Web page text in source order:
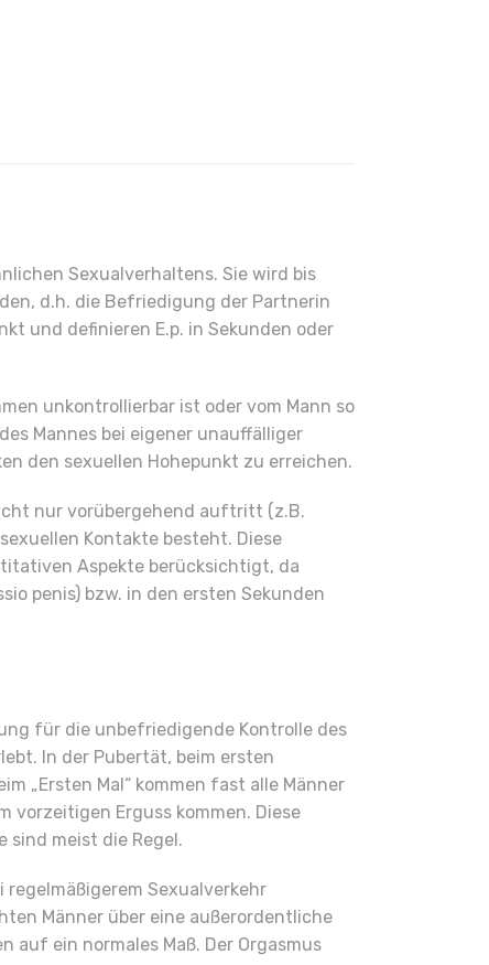
Sexualverhaltens. Sie wird bis
d.h. die Befriedigung der Partnerin
und definieren E.p. in Sekunden oder
unkontrollierbar ist oder vom Mann so
Mannes bei eigener unauffälliger
den sexuellen Hohepunkt zu erreichen.
nur vorübergehend auftritt (z.B.
Kontakte besteht. Diese
Aspekte berücksichtigt, da
penis) bzw. in den ersten Sekunden
für die unbefriedigende Kontrolle des
In der Pubertät, beim ersten
„Ersten Mal“ kommen fast alle Männer
Erguss kommen. Diese
sind meist die Regel.
Sexualverkehr
Männer über eine außerordentliche
auf ein normales Maß. Der Orgasmus